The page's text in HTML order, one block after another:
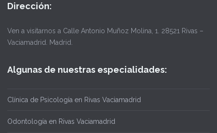
Dirección:
Ven a visitarnos a Calle Antonio Muñoz Molina, 1. 28521 Rivas –
Vaciamadrid. Madrid.
Algunas de nuestras especialidades:
Clínica de Psicología en Rivas Vaciamadrid
Odontología en Rivas Vaciamadrid